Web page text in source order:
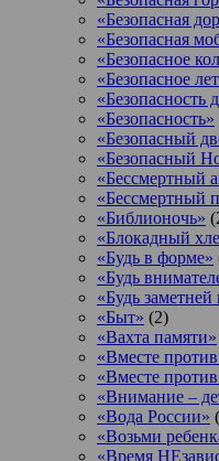
«Безопасная
«Безопасная
«Безопасное
«Безопасное
«Безопасность
«Безопасность»
«Безопасный
«Безопасный
«Бессмертный
«Бессмертный
«Библионочь»
«Блокадный
«Будь в форме»
«Будь
«Будь заметней
«Быт» (2)
«Вахта памяти»
«Вместе
«Вместе
«Внимание –
«Вода России»
«Возьми
«Время